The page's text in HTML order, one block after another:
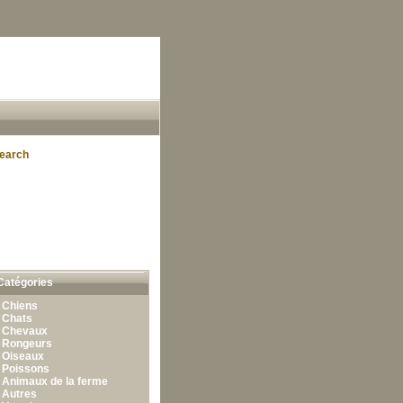
Chiens
Chats
Chevaux
Rongeurs
Oiseaux
Poissons
Animaux de la ferme
Autres